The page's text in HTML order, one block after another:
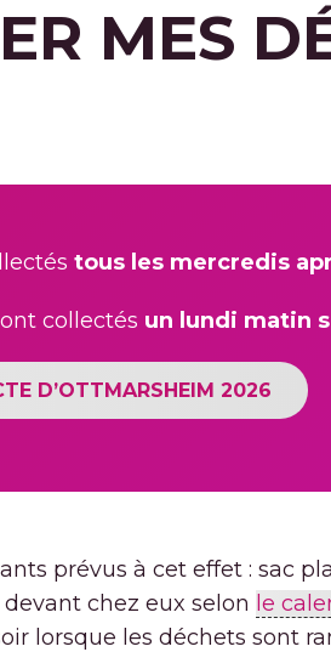
MES
tous les mercredis
collectés un lundi matin
D’OTTMARSHEIM 2026
prévus à cet effet : sac
chez eux selon le
lorsque les déchets sont